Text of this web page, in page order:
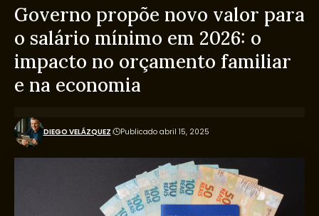
Governo propõe novo valor para
o salário mínimo em 2026: o
impacto no orçamento familiar
e na economia
DIEGO VELÁZQUEZ Publicado abril 15, 2025